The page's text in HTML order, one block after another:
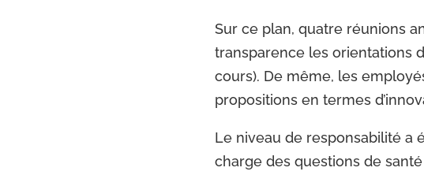
Sur ce plan, quatre réunions
transparence les orientations
cours). De même, les
propositions en termes
Le niveau de responsabilité a
charge des questions de